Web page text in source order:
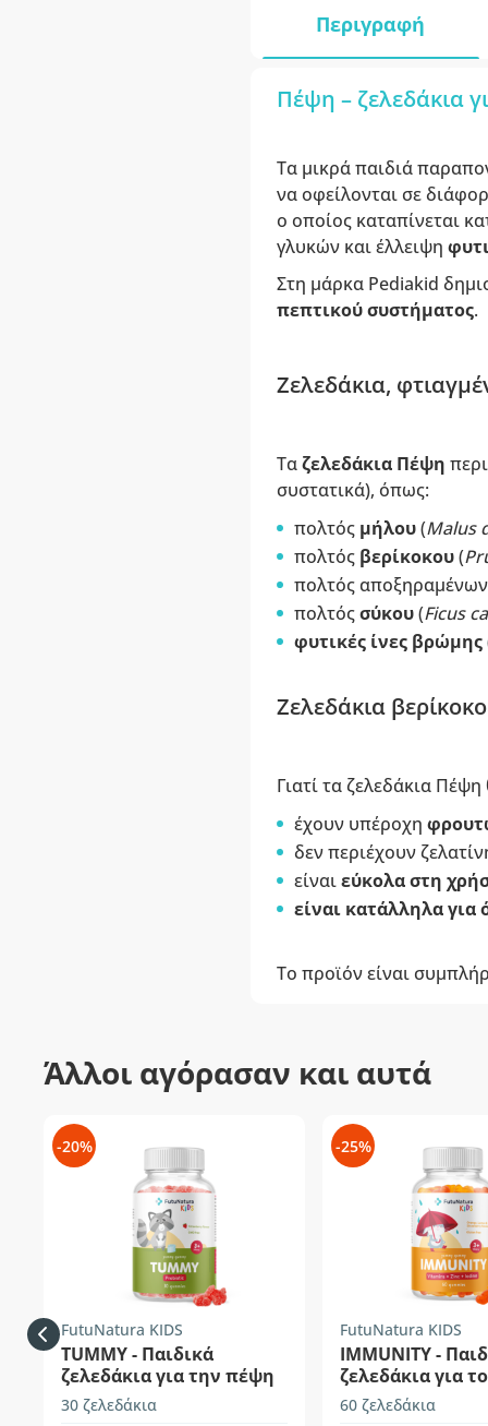
Περιγραφή
Πέψη – ζελεδάκια
Τα μικρά παιδιά
να οφείλονται σε
ο οποίος καταπίνεται
γλυκών και έλλειψη
Στη μάρκα Pediakid
πεπτικού συστήματος.
Ζελεδάκια,
Ταζελεδάκια Πέψη
συστατικά), όπως:
πολτός μήλου(Malus
πολτός βερίκοκου(
πολτός αποξηραμένων
πολτόςσύκου(Ficus
φυτικές ίνες βρώμης
Ζελεδάκια
Γιατί τα ζελεδάκια
έχουν υπέροχη
δεν περιέχουν
είναιεύκολα στη
είναι κατάλληλα για
Το προϊόν είναι
Άλλοι αγόρασαν και αυτά
-20%
FutuNatura KIDS
TUMMY - Παιδικά
ζελεδάκια για την πέψη
30 ζελεδάκια
-25%
FutuNatura KIDS
IMMUNITY -
ζελεδάκια για το
ανοσοποιητικό
60 ζελεδάκια